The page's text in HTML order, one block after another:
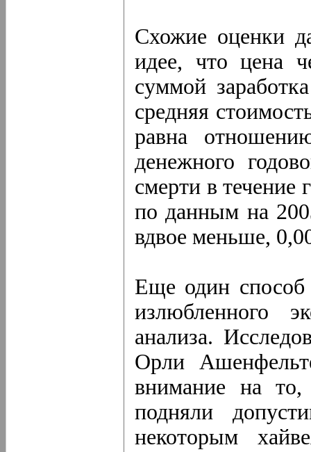
Схожие оценки
идее, что цена
суммой
средняя
равна
денежного
смерти в течение
по данным на
вдвое меньше,
Еще один способ
излюбленного
анализа.
Орли
внимание на
подняли
некоторым